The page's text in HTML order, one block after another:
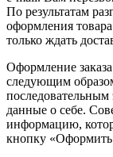
По результатам
оформления
только ждать
Оформление
следующим
последовательным
данные о себе.
информацию,
кнопку «Оформить